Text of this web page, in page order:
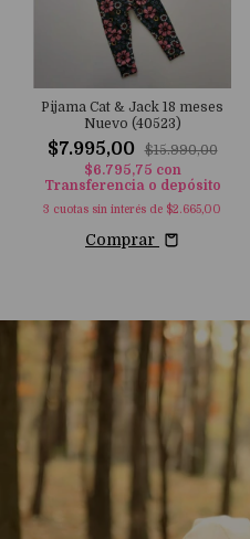
Pijama Cat & Jack 18 meses
Nuevo (40523)
$7.995,00
$15.990,00
$6.795,75 con
Transferencia o depósito
3 cuotas sin interés de $2.665,00
Comprar